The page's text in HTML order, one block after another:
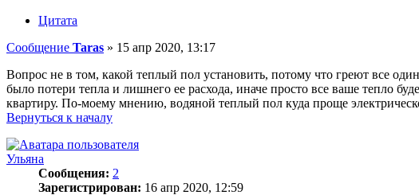
Цитата
Сообщение Taras » 15 апр 2020, 13:17
Вопрос не в том, какой теплый пол установить, потому что греют все
было потери тепла и лишнего ее расхода, иначе просто все ваше тепло
квартиру. По-моему мнению, водяной теплый пол куда проще
Вернуться к началу
Ульяна
Сообщения: 2
Зарегистрирован: 16 апр 2020, 12:59